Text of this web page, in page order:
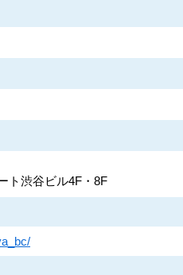
ト渋谷ビル4F・8F